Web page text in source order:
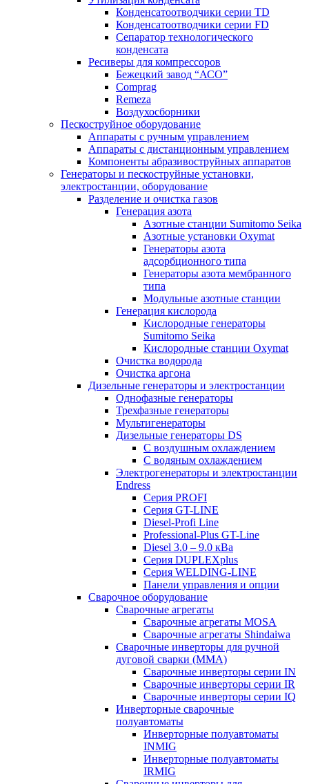
Конденсатоотводчики серии TD
Конденсатоотводчики серии FD
Сепаратор технологического
конденсата
Ресиверы для компрессоров
Бежецкий завод “АСО”
Comprag
Remeza
Воздухосборники
Пескоструйное оборудование
Аппараты с ручным управлением
Аппараты с дистанционным управлением
Компоненты абразивоструйных аппаратов
Генераторы и пескоструйные установки,
электростанции, оборудование
Разделение и очистка газов
Генерация азота
Азотные станции Sumitomo Seika
Азотные установки Oxymat
Генераторы азота
адсорбционного типа
Генераторы азота мембранного
типа
Модульные азотные станции
Генерация кислорода
Кислородные генераторы
Sumitomo Seika
Кислородные станции Oxymat
Очистка водорода
Очистка аргона
Дизельные генераторы и электростанции
Однофазные генераторы
Трехфазные генераторы
Мультигенераторы
Дизельные генераторы DS
С воздушным охлаждением
С водяным охлаждением
Электрогенераторы и электростанции
Endress
Серия PROFI
Серия GT-LINE
Diesel-Profi Line
Professional-Plus GT-Line
Diesel 3.0 – 9.0 кВа
Серия DUPLEXplus
Серия WELDING-LINE
Панели управления и опции
Сварочное оборудование
Сварочные агрегаты
Сварочные агрегаты MOSA
Сварочные агрегаты Shindaiwa
Сварочные инверторы для ручной
дуговой сварки (MMA)
Сварочные инверторы серии IN
Сварочные инверторы серии IR
Сварочные инверторы серии IQ
Инверторные сварочные
полуавтоматы
Инверторные полуавтоматы
INMIG
Инверторные полуавтоматы
IRMIG